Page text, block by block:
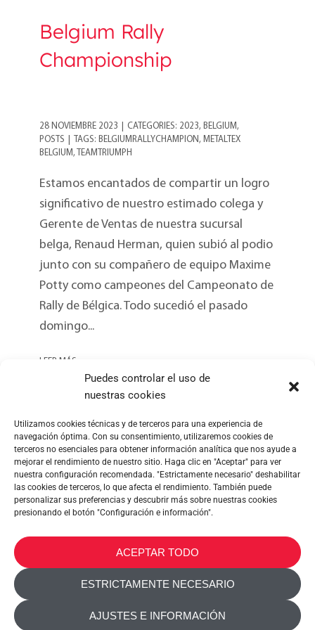
Puedes controlar el uso de
nuestras cookies
Utilizamos cookies técnicas y de terceros para una experiencia de
navegación óptima. Con su consentimiento, utilizaremos cookies de
terceros no esenciales para obtener información analítica que nos ayude a
mejorar el rendimiento de nuestro sitio. Haga clic en "Aceptar" para ver
nuestra configuración recomendada. "Estrictamente necesario" deshabilitar
las cookies de terceros, lo que afecta el rendimiento. También puede
personalizar sus preferencias y descubrir más sobre nuestras cookies
presionando el botón "Configuración e información".
ACEPTAR TODO
ESTRICTAMENTE NECESARIO
AJUSTES E INFORMACIÓN
Belgium Rally
Championship
28 NOVIEMBRE 2023 CATEGORIES: 2023, BELGIUM,
POSTS
TAGS: BELGIUMRALLYCHAMPION, METALTEX
BELGIUM, TEAMTRIUMPH
Estamos encantados de compartir un logro
significativo de nuestro estimado colega y
Gerente de Ventas de nuestra sucursal
belga, Renaud Herman, quien subió al podio
junto con su compañero de equipo Maxime
Potty como campeones del Campeonato de
Rally de Bélgica. Todo sucedió el pasado
domingo...
LEER MÁS
METALTEX SA © 2023 Powered by Ticyweb
POLITICA DE PRIVACIDAD